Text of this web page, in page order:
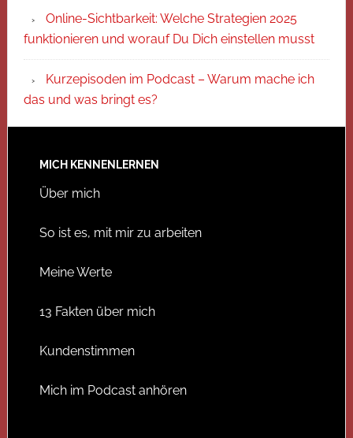
Online-Sichtbarkeit: Welche Strategien 2025
funktionieren und worauf Du Dich einstellen musst
Kurzepisoden im Podcast – Warum mache ich
das und was bringt es?
MICH KENNENLERNEN
Über mich
So ist es, mit mir zu arbeiten
Meine Werte
13 Fakten über mich
Kundenstimmen
Mich im Podcast anhören